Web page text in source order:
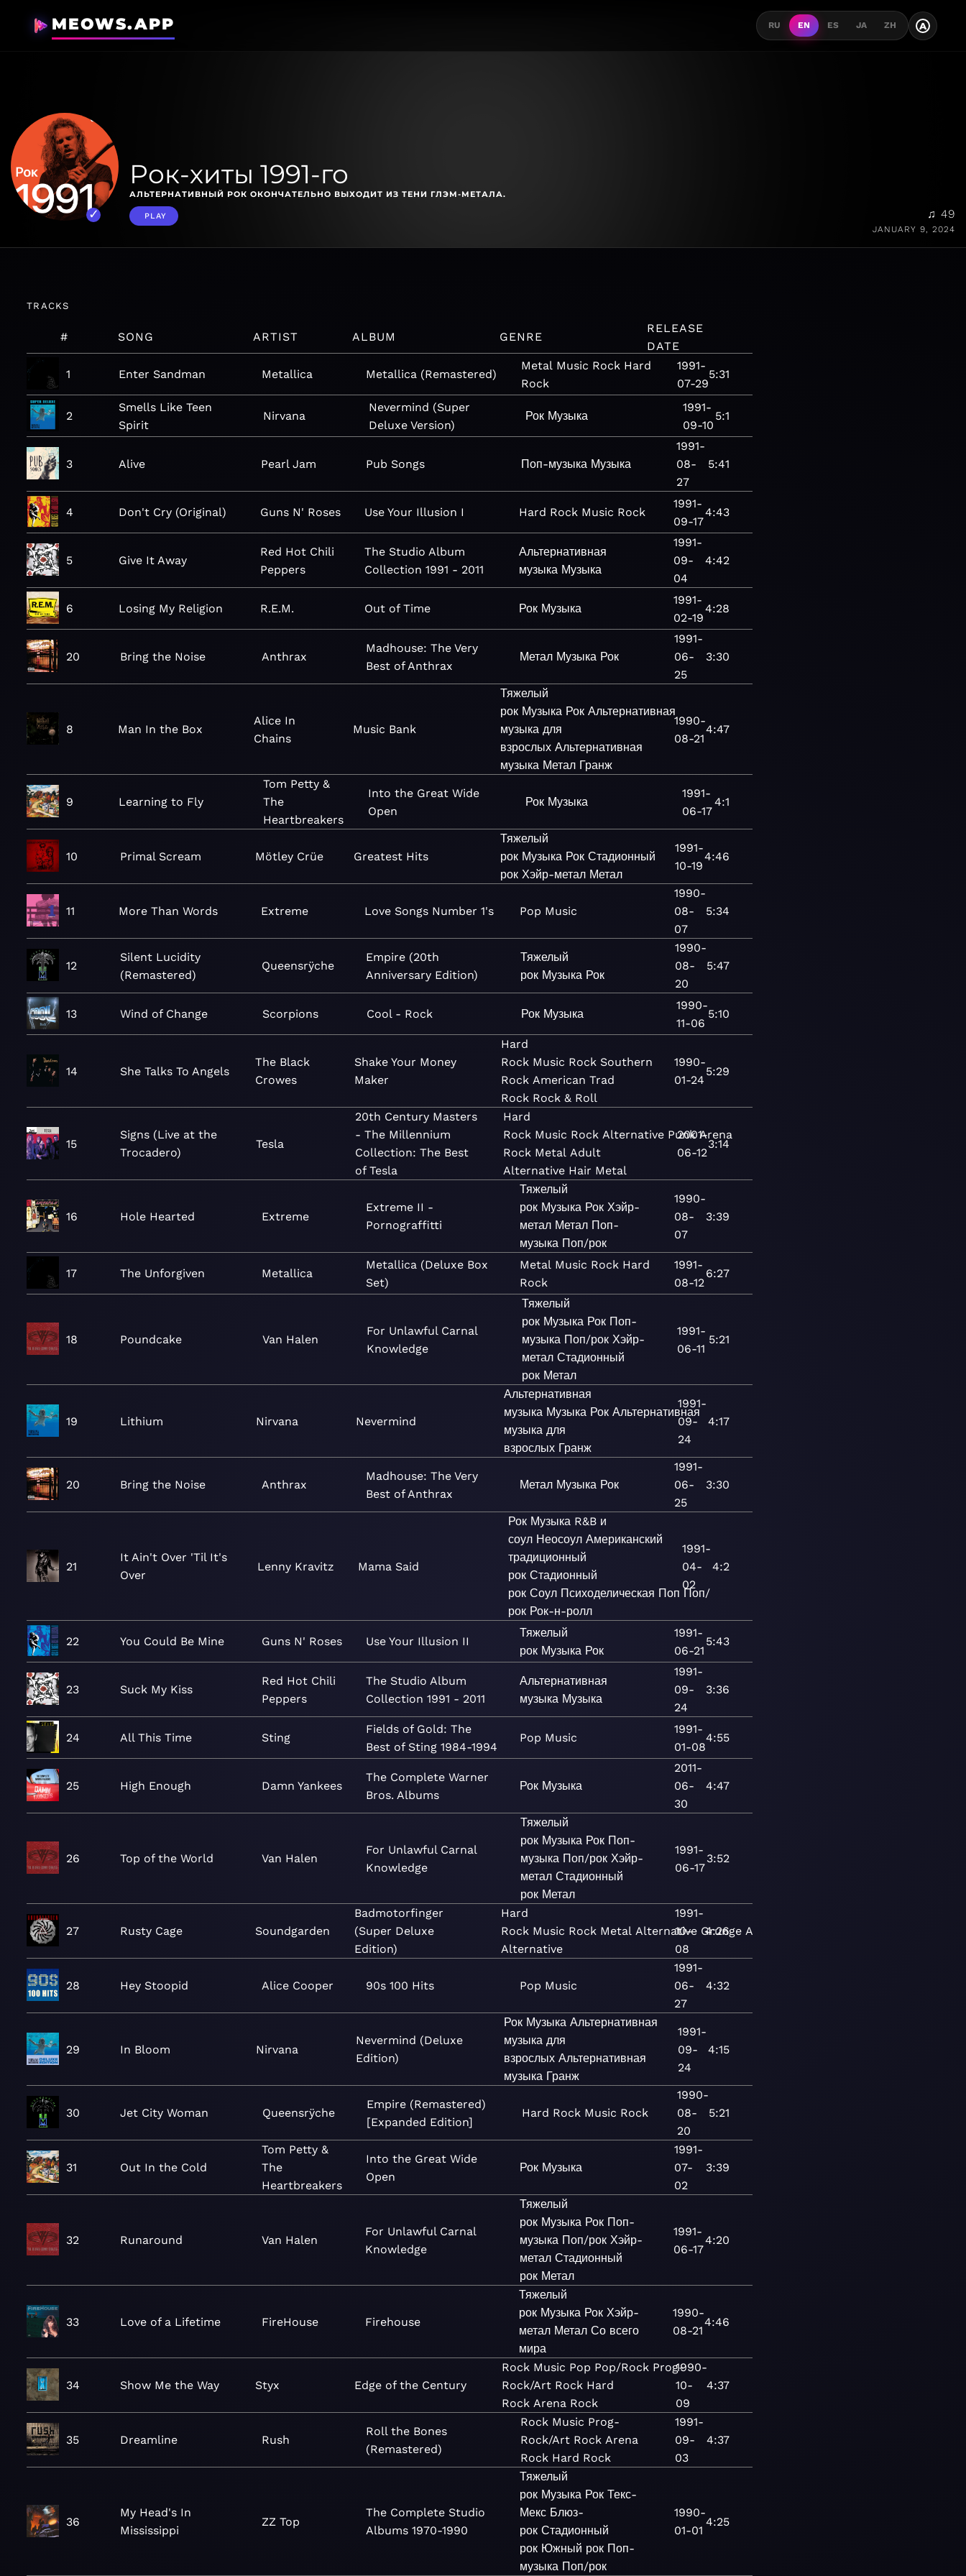
MEOWS.APP RU EN ES JA ZH A
Рок-хиты 1991-го
АЛЬТЕРНАТИВНЫЙ РОК ОКОНЧАТЕЛЬНО ВЫХОДИТ ИЗ ТЕНИ ГЛЭМ-МЕТАЛА.
PLAY ♫ 49
JANUARY 9, 2024
TRACKS
# SONG ARTIST ALBUM GENRE
RELEASE
DATE
1 Enter Sandman Metallica Metallica (Remastered)
Metal Music Rock Hard
Rock
1991-
07-29
5:31
2
Smells Like Teen
Spirit
Nirvana
Nevermind (Super
Deluxe Version)
Рок Музыка
1991-
09-10
5:1
3 Alive Pearl Jam Pub Songs Поп-музыка Музыка
1991-
08-
27
5:41
4 Don't Cry (Original) Guns N' Roses Use Your Illusion I Hard Rock Music Rock
1991-
09-17
4:43
5 Give It Away
Red Hot Chili
Peppers
The Studio Album
Collection 1991 - 2011
Альтернативная
музыка Музыка
1991-
09-
04
4:42
6 Losing My Religion R.E.M. Out of Time Рок Музыка
1991-
02-19
4:28
20 Bring the Noise Anthrax
Madhouse: The Very
Best of Anthrax
Метал Музыка Рок
1991-
06-
25
3:30
8 Man In the Box
Alice In
Chains
Music Bank
Тяжелый
рок Музыка Рок Альтернативная
музыка для
взрослых Альтернативная
музыка Метал Гранж
1990-
08-21
4:47
9 Learning to Fly
Tom Petty &
The
Heartbreakers
Into the Great Wide
Open
Рок Музыка
1991-
06-17
4:1
10 Primal Scream Mötley Crüe Greatest Hits
Тяжелый
рок Музыка Рок Стадионный
рок Хэйр-метал Метал
1991-
10-19
4:46
11 More Than Words Extreme Love Songs Number 1's Pop Music
1990-
08-
07
5:34
12
Silent Lucidity
(Remastered)
Queensrÿche
Empire (20th
Anniversary Edition)
Тяжелый
рок Музыка Рок
1990-
08-
20
5:47
13 Wind of Change Scorpions Cool - Rock Рок Музыка
1990-
11-06
5:10
14 She Talks To Angels
The Black
Crowes
Shake Your Money
Maker
Hard
Rock Music Rock Southern
Rock American Trad
Rock Rock & Roll
1990-
01-24
5:29
15
Signs (Live at the
Trocadero)
Tesla
20th Century Masters
- The Millennium
Collection: The Best
of Tesla
Hard
Rock Music Rock Alternative Punk Arena
Rock Metal Adult
Alternative Hair Metal
2001-
06-12
3:14
16 Hole Hearted Extreme
Extreme II -
Pornograffitti
Тяжелый
рок Музыка Рок Хэйр-
метал Метал Поп-
музыка Поп/рок
1990-
08-
07
3:39
17 The Unforgiven Metallica
Metallica (Deluxe Box
Set)
Metal Music Rock Hard
Rock
1991-
08-12
6:27
18 Poundcake Van Halen
For Unlawful Carnal
Knowledge
Тяжелый
рок Музыка Рок Поп-
музыка Поп/рок Хэйр-
метал Стадионный
рок Метал
1991-
06-11
5:21
19 Lithium Nirvana Nevermind
Альтернативная
музыка Музыка Рок Альтернативная
музыка для
взрослых Гранж
1991-
09-
24
4:17
20 Bring the Noise Anthrax
Madhouse: The Very
Best of Anthrax
Метал Музыка Рок
1991-
06-
25
3:30
21
It Ain't Over 'Til It's
Over
Lenny Kravitz Mama Said
Рок Музыка R&B и
соул Неосоул Американский
традиционный
рок Стадионный
рок Соул Психоделическая Поп Поп/
рок Рок-н-ролл
1991-
04-
02
4:2
22 You Could Be Mine Guns N' Roses Use Your Illusion II
Тяжелый
рок Музыка Рок
1991-
06-21
5:43
23 Suck My Kiss
Red Hot Chili
Peppers
The Studio Album
Collection 1991 - 2011
Альтернативная
музыка Музыка
1991-
09-
24
3:36
24 All This Time Sting
Fields of Gold: The
Best of Sting 1984-1994
Pop Music
1991-
01-08
4:55
25 High Enough Damn Yankees
The Complete Warner
Bros. Albums
Рок Музыка
2011-
06-
30
4:47
26 Top of the World Van Halen
For Unlawful Carnal
Knowledge
Тяжелый
рок Музыка Рок Поп-
музыка Поп/рок Хэйр-
метал Стадионный
рок Метал
1991-
06-17
3:52
27 Rusty Cage Soundgarden
Badmotorfinger
(Super Deluxe
Edition)
Hard
Rock Music Rock Metal Alternative Grunge Adult
Alternative
1991-
10-
08
4:26
28 Hey Stoopid Alice Cooper 90s 100 Hits Pop Music
1991-
06-
27
4:32
29 In Bloom Nirvana
Nevermind (Deluxe
Edition)
Рок Музыка Альтернативная
музыка для
взрослых Альтернативная
музыка Гранж
1991-
09-
24
4:15
30 Jet City Woman Queensrÿche
Empire (Remastered)
[Expanded Edition]
Hard Rock Music Rock
1990-
08-
20
5:21
31 Out In the Cold
Tom Petty &
The
Heartbreakers
Into the Great Wide
Open
Рок Музыка
1991-
07-
02
3:39
32 Runaround Van Halen
For Unlawful Carnal
Knowledge
Тяжелый
рок Музыка Рок Поп-
музыка Поп/рок Хэйр-
метал Стадионный
рок Метал
1991-
06-17
4:20
33 Love of a Lifetime FireHouse Firehouse
Тяжелый
рок Музыка Рок Хэйр-
метал Метал Со всего
мира
1990-
08-21
4:46
34 Show Me the Way Styx Edge of the Century
Rock Music Pop Pop/Rock Prog-
Rock/Art Rock Hard
Rock Arena Rock
1990-
10-
09
4:37
35 Dreamline Rush
Roll the Bones
(Remastered)
Rock Music Prog-
Rock/Art Rock Arena
Rock Hard Rock
1991-
09-
03
4:37
36
My Head's In
Mississippi
ZZ Top
The Complete Studio
Albums 1970-1990
Тяжелый
рок Музыка Рок Текс-
Мекс Блюз-
рок Стадионный
рок Южный рок Поп-
музыка Поп/рок
1990-
01-01
4:25